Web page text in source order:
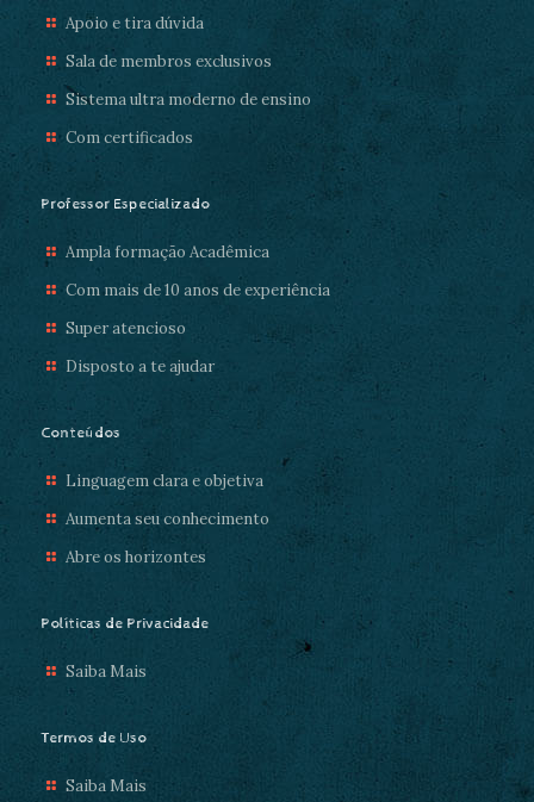
Apoio e tira dúvida
Sala de membros exclusivos
Sistema ultra moderno de ensino
Com certificados
Professor Especializado
Ampla formação Acadêmica
Com mais de 10 anos de experiência
Super atencioso
Disposto a te ajudar
Conteúdos
Linguagem clara e objetiva
Aumenta seu conhecimento
Abre os horizontes
Políticas de Privacidade
Saiba Mais
Termos de Uso
Saiba Mais